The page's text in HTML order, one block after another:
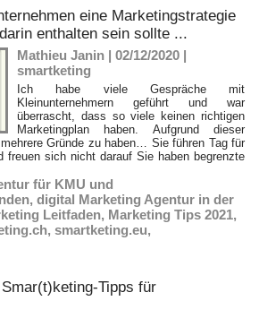
eine Marketingstrategie
enthalten sein sollte ...
Mathieu Janin | 02/12/2020 |
smartketing
Ich habe viele Gespräche mit
Kleinunternehmern geführt und war
überrascht, dass so viele keinen richtigen
Marketingplan haben. Aufgrund dieser
Gründe zu haben… Sie führen Tag für
freuen sich nicht darauf Sie haben begrenzte
für KMU und
, digital Marketing Agentur in der
Leitfaden, Marketing Tips 2021,
, smartketing.eu,
Tipps für